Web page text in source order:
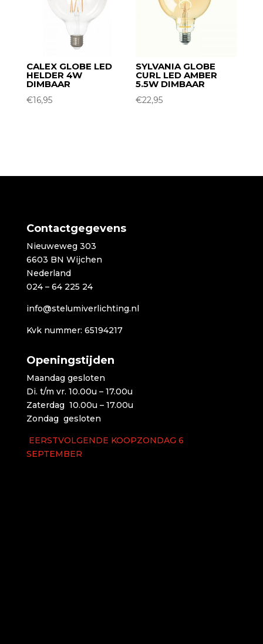
CALEX GLOBE LED
HELDER 4W
DIMBAAR
€16,95
SYLVANIA GLOBE
CURL LED AMBER
5.5W DIMBAAR
€22,95
Contactgegevens
Nieuweweg 303
6603 BN Wijchen
Nederland
024 – 64 225 24
info@stelumiverlichting.nl
Kvk nummer: 65194217
Openingstijden
Maandag gesloten
Di. t/m vr. 10.00u – 17.00u
Zaterdag 10.00u – 17.00u
Zondag gesloten
EERSTVOLGENDE KOOPZONDAG 6
SEPTEMBER